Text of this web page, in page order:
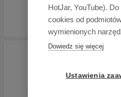
HotJar, YouTube).
cookies od
wymienionych
Dowiedz się więcej
Ustawienia